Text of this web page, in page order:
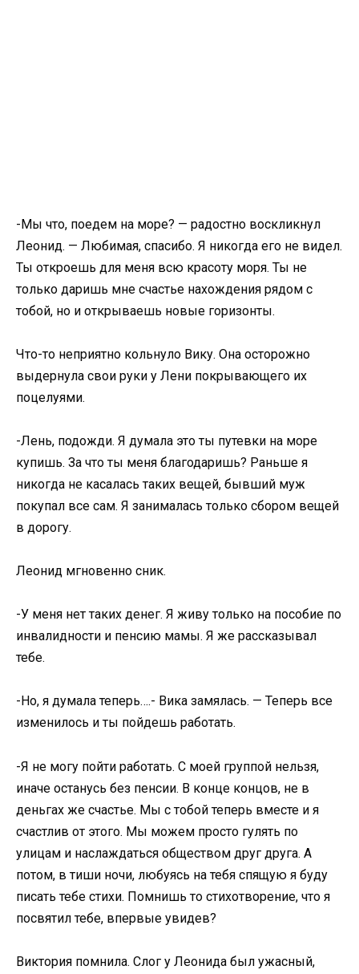
-Мы что, поедем на море? — радостно воскликнул
Леонид. — Любимая, спасибо. Я никогда его не видел.
Ты откроешь для меня всю красоту моря. Ты не
только даришь мне счастье нахождения рядом с
тобой, но и открываешь новые горизонты.
Что-то неприятно кольнуло Вику. Она осторожно
выдернула свои руки у Лени покрывающего их
поцелуями.
-Лень, подожди. Я думала это ты путевки на море
купишь. За что ты меня благодаришь? Раньше я
никогда не касалась таких вещей, бывший муж
покупал все сам. Я занималась только сбором вещей
в дорогу.
Леонид мгновенно сник.
-У меня нет таких денег. Я живу только на пособие по
инвалидности и пенсию мамы. Я же рассказывал
тебе.
-Но, я думала теперь….- Вика замялась. — Теперь все
изменилось и ты пойдешь работать.
-Я не могу пойти работать. С моей группой нельзя,
иначе останусь без пенсии. В конце концов, не в
деньгах же счастье. Мы с тобой теперь вместе и я
счастлив от этого. Мы можем просто гулять по
улицам и наслаждаться обществом друг друга. А
потом, в тиши ночи, любуясь на тебя спящую я буду
писать тебе стихи. Помнишь то стихотворение, что я
посвятил тебе, впервые увидев?
Виктория помнила. Слог у Леонида был ужасный,